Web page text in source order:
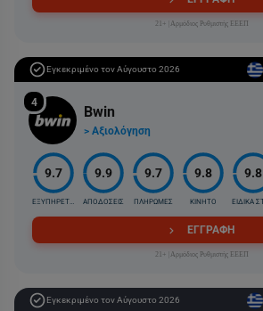
21+ |Αρμόδιος Ρυθμιστής ΕΕΕΠ
Εγκεκριμένο τον Αύγουστο 2026
4
Bwin
> Αξιολόγηση
9.7
ΕΞΥΠΗΡΕΤΗΣΗ
9.9
ΑΠΟΔΟΣΕΙΣ
9.7
ΠΛΗΡΩΜΕΣ
9.8
ΚΙΝΗΤΟ
9.8
ΕΓΓΡΑΦΗ
21+ |Αρμόδιος Ρυθμιστής ΕΕΕΠ
Εγκεκριμένο τον Αύγουστο 2026